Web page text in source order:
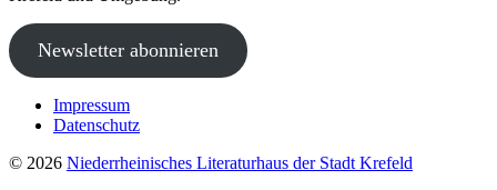
Newsletter abonnieren
Impressum
Datenschutz
© 2026 Niederrheinisches Literaturhaus der Stadt Krefeld